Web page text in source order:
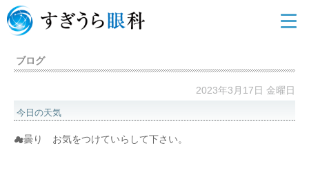
ブログ
2023年3月17日 金曜日
今日の天気
☁曇り お気をつけていらして下さい。